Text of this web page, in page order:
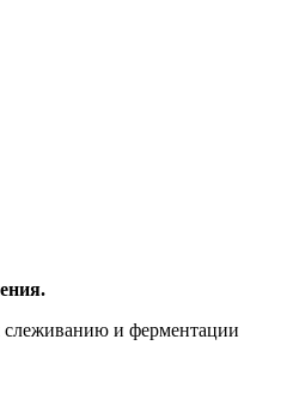
слеживанию и ферментации